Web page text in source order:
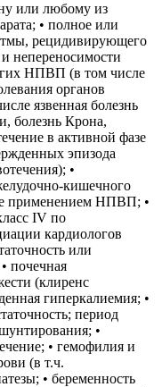
или любому из
• полное или
рецидивирующего
непереносимости
НПВП (в том числе
органов
язвенная болезнь
болезнь Крона,
в активной фазе
эпизода
•
кишечного
применением НПВП; •
IV по
кардиологов
или
почечная
(клиренс
гиперкалиемия; •
период
•
• гемофилия и
(в т.ч.
• беременность